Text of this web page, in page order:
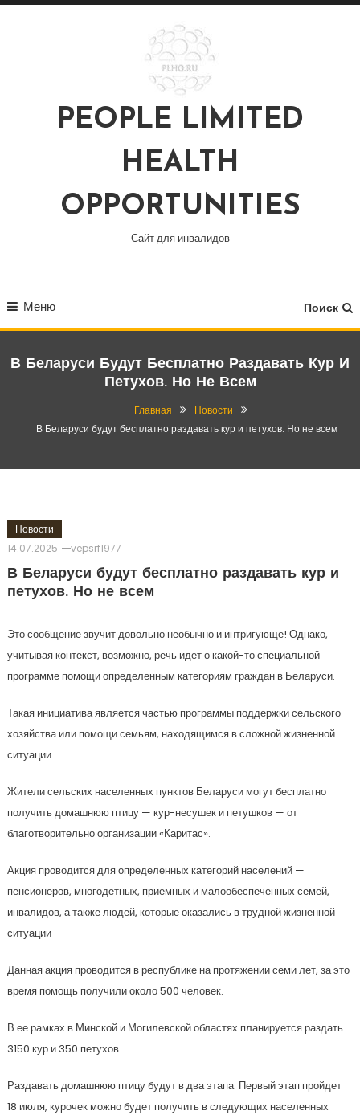
Перейти
PEOPLE LIMITED
HEALTH
OPPORTUNITIES
Сайт для инвалидов
Меню Поиск
В Беларуси Будут Бесплатно Раздавать Кур И
Петухов. Но Не Всем
Главная
Новости
В Беларуси будут бесплатно раздавать кур и петухов. Но не всем
Новости
14.07.2025
vepsrf1977
В Беларуси будут бесплатно раздавать кур и
петухов. Но не всем
Это сообщение звучит довольно необычно и интригующе! Однако,
учитывая контекст, возможно, речь идет о какой-то специальной
программе помощи определенным категориям граждан в Беларуси.
Такая инициатива является частью программы поддержки сельского
хозяйства или помощи семьям, находящимся в сложной жизненной
ситуации.
Жители сельских населенных пунктов Беларуси могут бесплатно
получить домашнюю птицу — кур-несушек и петушков — от
благотворительно организации «Каритас».
Акция проводится для определенных категорий населений —
пенсионеров, многодетных, приемных и малообеспеченных семей,
инвалидов, а также людей, которые оказались в трудной жизненной
ситуации
Данная акция проводится в республике на протяжении семи лет, за это
время помощь получили около 500 человек.
В ее рамках в Минской и Могилевской областях планируется раздать
3150 кур и 350 петухов.
Раздавать домашнюю птицу будут в два этапа. Первый этап пройдет
18 июля, курочек можно будет получить в следующих населенных